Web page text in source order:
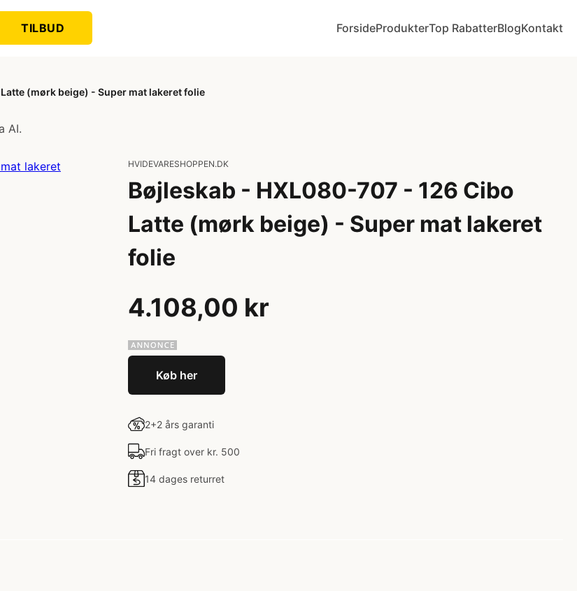
TILBUD ForsideProdukterTop RabatterBlogKontakt
(mørk beige) - Super mat lakeret folie
AI.
HVIDEVARESHOPPEN.DK
Bøjleskab - HXL080-707 - 126 Cibo
Latte (mørk beige) - Super mat lakeret
folie
4.108,00 kr
Køb her
2+2 års garanti
Fri fragt over kr. 500
14 dages returret